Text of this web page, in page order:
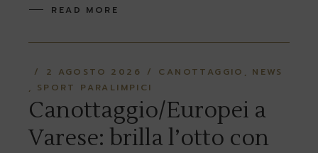
READ MORE
2 AGOSTO 2026 CANOTTAGGIO
NEWS
SPORT PARALIMPICI
Canottaggio/Europei a
Varese: brilla l’otto con